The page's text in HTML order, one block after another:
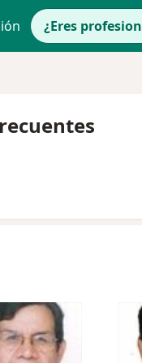
¿Eres